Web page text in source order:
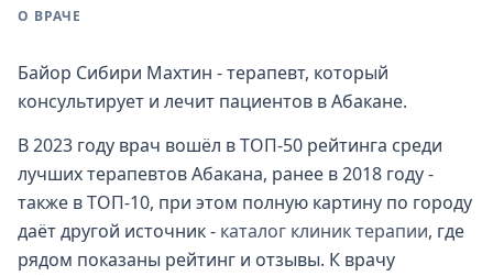
О ВРАЧЕ
Байор Сибири Махтин - терапевт, который
консультирует и лечит пациентов в Абакане.
В 2023 году врач вошёл в ТОП-50 рейтинга среди
лучших терапевтов Абакана, ранее в 2018 году -
также в ТОП-10, при этом полную картину по городу
даёт другой источник - каталог клиник терапии, где
рядом показаны рейтинг и отзывы. К врачу